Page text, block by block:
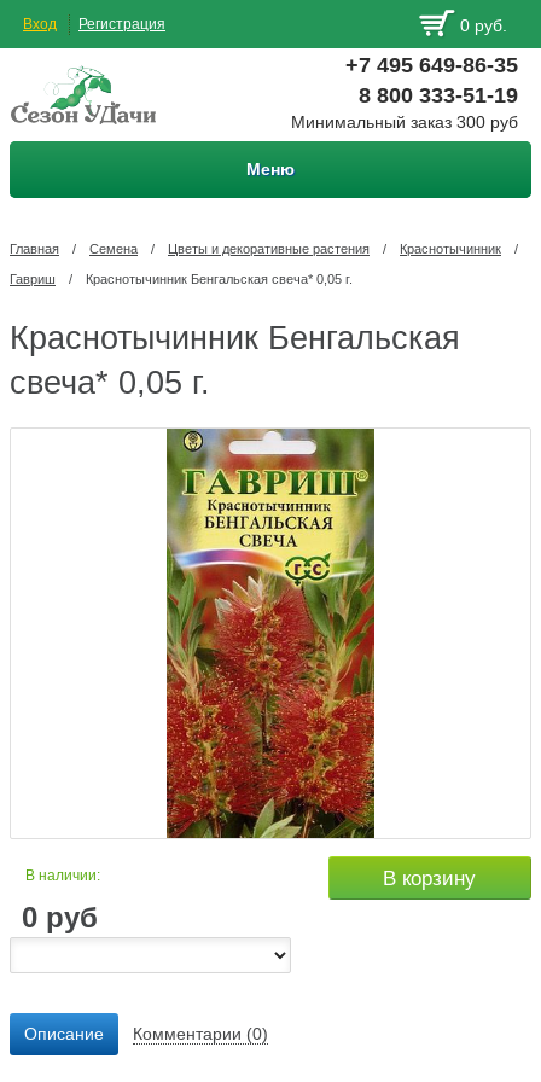
Вход Регистрация 0 руб.
+7 495 649-86-35
8 800 333-51-19
Минимальный заказ 300 руб
Меню
Главная / Семена / Цветы и декоративные растения / Краснотычинник /
Гавриш / Краснотычинник Бенгальская свеча* 0,05 г.
Краснотычинник Бенгальская
свеча* 0,05 г.
В наличии:
0 руб
В корзину
Описание Комментарии (0)